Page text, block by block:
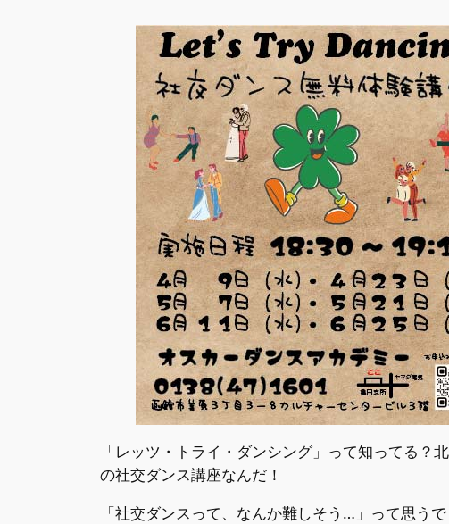
「レッツ・トライ・ダンシング」って知ってる
の社交ダンス講座なんだ！
「社交ダンスって、なんか難しそう…」って思う